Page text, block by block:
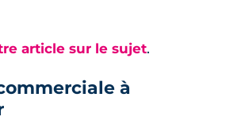
article sur le sujet.
à